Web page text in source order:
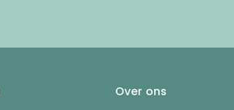
Over ons